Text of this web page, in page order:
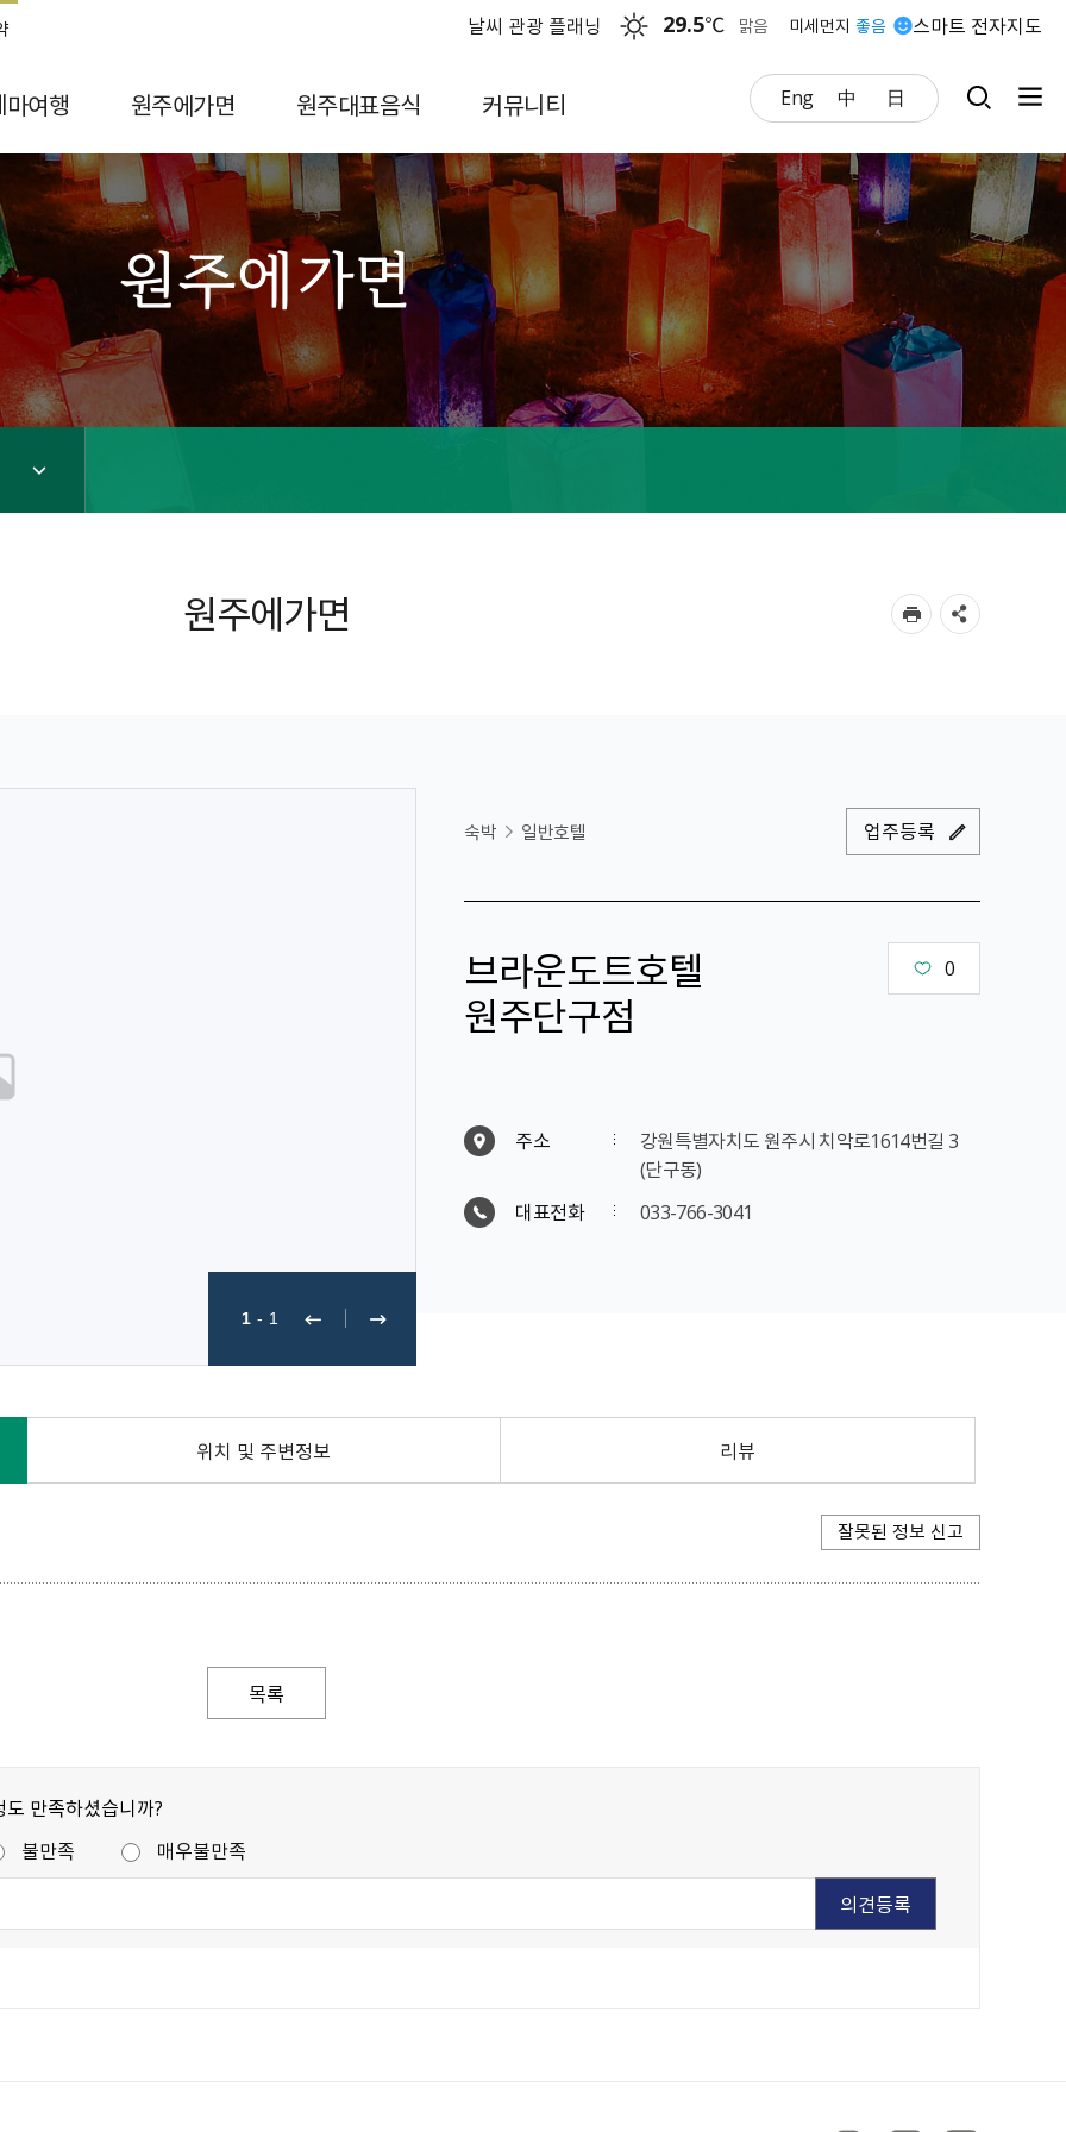
스마트 전자지도
날씨 관광 플래닝 29.5℃ 맑음 미세먼지 좋음
Eng 中 日
마여행 원주에가면 원주대표음식 커뮤니티
원주에가면
원주에가면
1 - 1
숙박 일반호텔 업주등록
브라운도트호텔
원주단구점
0
주소
강원특별자치도 원주시 치악로1614번길 3
(단구동)
대표전화
033-766-3041
위치 및 주변정보 리뷰
잘못된 정보 신고
목록
만족하셨습니까?
불만족 매우불만족